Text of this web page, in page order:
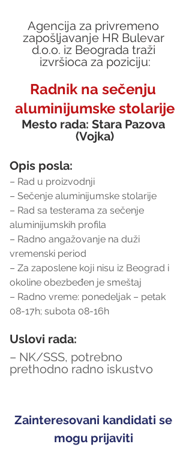
Agencija za privremeno
zapošljavanje HR Bulevar
d.o.o. iz Beograda traži
izvršioca za poziciju:
Radnik na sečenju
aluminijumske stolarije
Mesto rada: Stara Pazova
(Vojka)
Opis posla:
– Rad u proizvodnji
– Sečenje aluminijumske stolarije
– Rad sa testerama za sečenje
aluminijumskih profila
– Radno angažovanje na duži
vremenski period
– Za zaposlene koji nisu iz Beograd i
okoline obezbeđen je smeštaj
– Radno vreme: ponedeljak – petak
08-17h; subota 08-16h
Uslovi rada:
– NK/SSS, potrebno
prethodno radno iskustvo
Zainteresovani kandidati se
mogu prijaviti